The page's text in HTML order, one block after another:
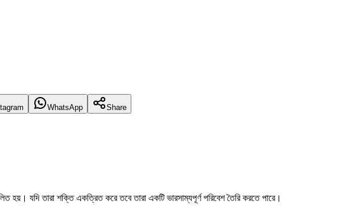
WhatsApp Share
হয়। যদি তারা শক্তি একত্রিত করে তবে তারা একটি ভারসাম্যপূর্ণ পরিবেশ তৈরি করতে পারে।